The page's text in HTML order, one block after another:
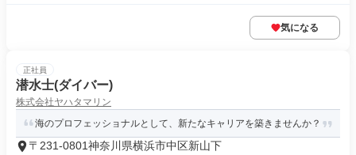
気になる
正社員
潜水士(ダイバー)
株式会社ヤハタマリン
海のプロフェッショナルとして、新たなキャリアを築きませんか？
〒231-0801神奈川県横浜市中区新山下